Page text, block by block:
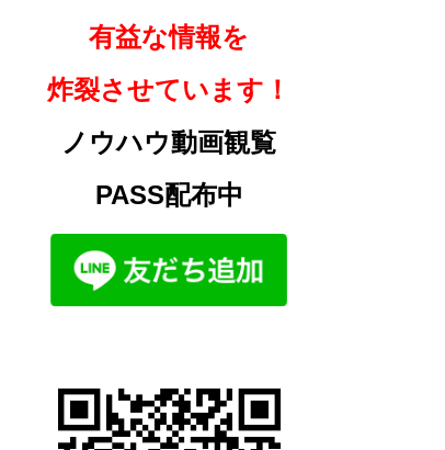
有益な情報を
炸裂させています！
ノウハウ動画観覧
PASS配布中